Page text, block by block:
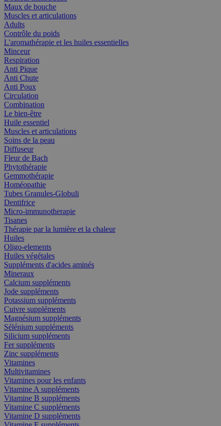
Maux de bouche
Muscles et articulations
Adults
Contrôle du poids
L'aromathérapie et les huiles essentielles
Minceur
Respiration
Anti Pique
Anti Chute
Anti Poux
Circulation
Combination
Le bien-être
Huile essentiel
Muscles et articulations
Soins de la peau
Diffuseur
Fleur de Bach
Phytothérapie
Gemmothérapie
Homéopathie
Tubes Granules-Globuli
Dentifrice
Micro-immunotherapie
Tisanes
Thérapie par la lumière et la chaleur
Huiles
Oligo-elements
Huiles végétales
Suppléments d'acides aminés
Mineraux
Calcium suppléments
Jode suppléments
Potassium suppléments
Cuivre suppléments
Magnésium suppléments
Sélénium suppléments
Silicium suppléments
Fer suppléments
Zinc suppléments
Vitamines
Multivitamines
Vitamines pour les enfants
Vitamine A suppléments
Vitamine B suppléments
Vitamine C suppléments
Vitamine D suppléments